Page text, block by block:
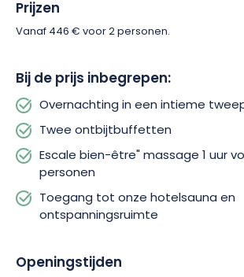
Prijzen
Vanaf 446 € voor 2 personen.
Bij de prijs inbegrepen:
Overnachting in een intieme
Twee ontbijtbuffetten
Escale bien-être" massage 1 uur
personen
Toegang tot onze hotelsauna en
ontspanningsruimte
Openingstijden